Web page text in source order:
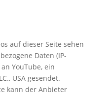
auf dieser Seite sehen
Daten (IP-
YouTube, ein
USA gesendet.
kann der Anbieter